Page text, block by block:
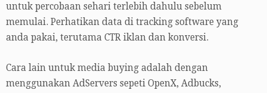
untuk percobaan sehari terlebih dahulu sebelum
memulai. Perhatikan data di tracking software yang
anda pakai, terutama CTR iklan dan konversi.
Cara lain untuk media buying adalah dengan
menggunakan AdServers sepeti OpenX, Adbucks,